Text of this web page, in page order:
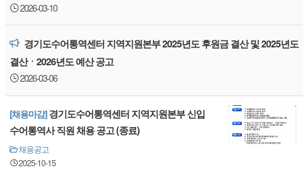
2026-03-10
경기도수어통역센터 지역지원본부 2025년도 후원금 결산 및 2025년도
결산ㆍ2026년도 예산 공고
2026-03-06
[채용마감] 경기도수어통역센터 지역지원본부 신입
수어통역사 직원 채용 공고 (종료)
채용공고
2025-10-15